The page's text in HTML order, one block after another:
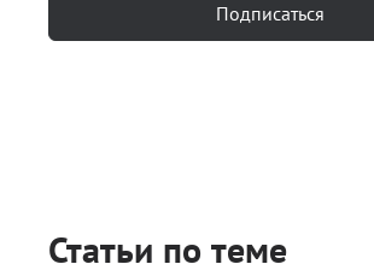
Подписаться
Статьи по теме